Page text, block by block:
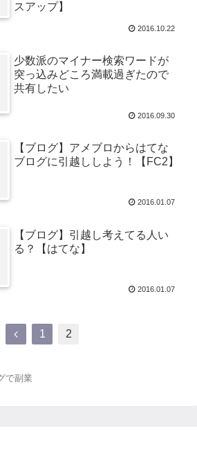
スアップ】
2016.10.22
少数派のマイナー検索ワードが
突っ込みどころ満載過ぎたので
共有したい
2016.09.30
【ブログ】アメブロからはてな
ブログに引越ししよう！【FC2】
2016.01.07
【ブログ】引越し考えてる人い
る？【はてな】
2016.01.07
1 2
で副業